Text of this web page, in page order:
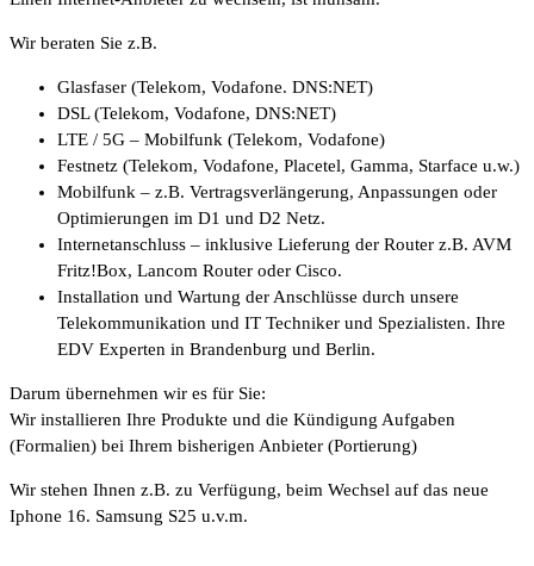
Wir beraten Sie z.B.
Glasfaser (Telekom, Vodafone. DNS:NET)
DSL (Telekom, Vodafone, DNS:NET)
LTE / 5G – Mobilfunk (Telekom, Vodafone)
Festnetz (Telekom, Vodafone, Placetel, Gamma, Starface u.w.)
Mobilfunk – z.B. Vertragsverlängerung, Anpassungen oder
Optimierungen im D1 und D2 Netz.
Internetanschluss – inklusive Lieferung der Router z.B. AVM
Fritz!Box, Lancom Router oder Cisco.
Installation und Wartung der Anschlüsse durch unsere
Telekommunikation und IT Techniker und Spezialisten. Ihre
EDV Experten in Brandenburg und Berlin.
Darum übernehmen wir es für Sie:
Wir installieren Ihre Produkte und die Kündigung Aufgaben
(Formalien) bei Ihrem bisherigen Anbieter (Portierung)
Wir stehen Ihnen z.B. zu Verfügung, beim Wechsel auf das neue
Iphone 16. Samsung S25 u.v.m.